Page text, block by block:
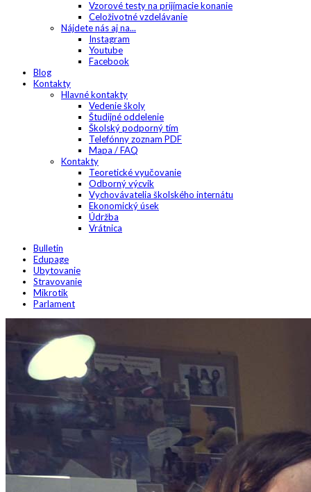
Vzorové testy na prijímacie konanie
Celoživotné vzdelávanie
Nájdete nás aj na...
Instagram
Youtube
Facebook
Blog
Kontakty
Hlavné kontakty
Vedenie školy
Študijné oddelenie
Školský podporný tím
Telefónny zoznam PDF
Mapa / FAQ
Kontakty
Teoretické vyučovanie
Odborný výcvik
Vychovávatelia školského internátu
Ekonomický úsek
Údržba
Vrátnica
Bulletin
Edupage
Ubytovanie
Stravovanie
Mikrotik
Parlament